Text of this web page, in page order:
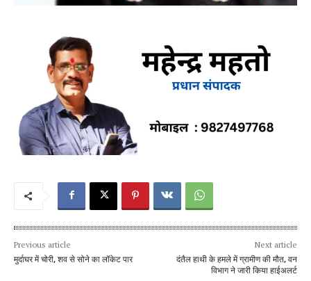
Previous article
मुर्दाघर में चोरी, शव से सोने का लॉकेट पार
Next article
दंतैल हाथी के हमले में ग्रामीण की मौत, वन
विभाग ने जारी किया हाईअलर्ट